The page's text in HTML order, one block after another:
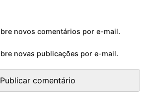
novos comentários por e-mail.
novas publicações por e-mail.